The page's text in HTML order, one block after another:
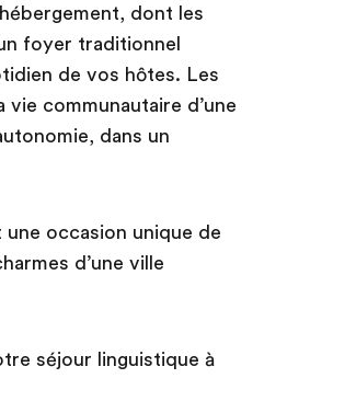
dont les
foyer traditionnel
de vos hôtes. Les
communautaire d’une
dans un
une occasion unique de
d’une ville
séjour linguistique à